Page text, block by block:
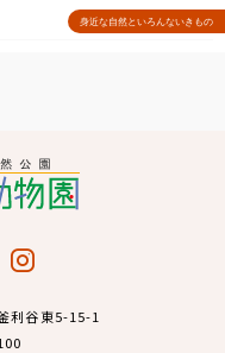
身近な自然といろんないきもの
利谷東5-15-1